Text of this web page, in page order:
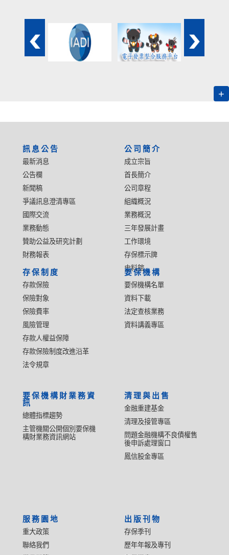
+
訊息公告
最新消息
公告欄
新聞稿
爭議訊息澄清專區
國際交流
業務動態
贊助公益及研究計劃
財務報表
公司簡介
成立宗旨
首長簡介
公司章程
組織概況
業務概況
三年發展計畫
工作環境
存保標示牌
史料館
存保制度
存款保險
保險對象
保險費率
風險管理
存款人權益保障
存款保險制度改進沿革
法令規章
要保機構
要保機構名單
資料下載
法定查核業務
資料講義專區
要保機構財業務資
訊
總體指標趨勢
主管機關公開個別要保機
構財業務資訊網站
清理與出售
金融重建基金
清理及接管專區
問題金融機構不良債權售
後申訴處理窗口
鳳信股金專區
服務園地
重大政策
聯絡我們
出版刊物
存保季刊
歷年年報及專刊